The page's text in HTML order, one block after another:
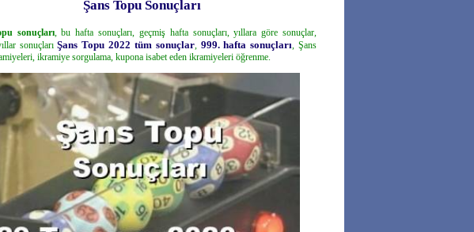
Şans Topu Sonuçları
sonuçları, bu hafta sonuçları, geçmiş hafta sonuçları, yıllara göre sonuçlar,
sonuçlarıŞans Topu 2022 tüm sonuçlar, 999. hafta sonuçları, Şans
ikramiye sorgulama, kupona isabet eden ikramiyeleri öğrenme.